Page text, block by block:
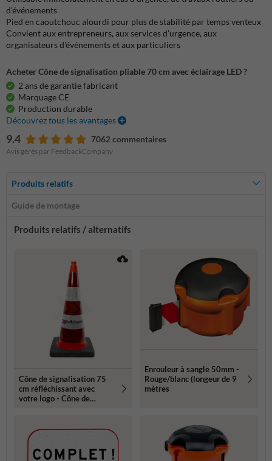
d'événements
Pied en caoutchouc alourdi pour plus de stabilité par temps venteux
Convient aux entrepreneurs, aux services d'urgence, aux
organisateurs d'événements et aux particuliers
Acheter Cône de signalisation pliable 70 cm avec éclairage LED ?
2 ans de garantie fabricant
Marquage CE
Production durable
Découvrez tous les avantages
9.4 7062 commentaires
Avis gérés par FeedbackCompany
Produits relatifs
Guide de montage
Produits relatifs / alternatifs
Cône de signalisation 75
cm réfléchissant avec
votre logo - Cône de
Enrouleur à sangle 50mm -
Rouge/blanc (longeur de 9
mètres